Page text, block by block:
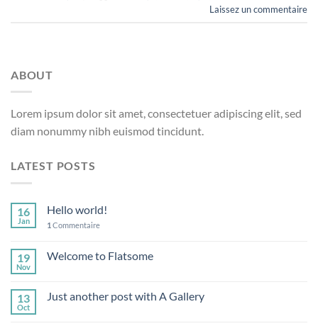
Laissez un commentaire
ABOUT
Lorem ipsum dolor sit amet, consectetuer adipiscing elit, sed
diam nonummy nibh euismod tincidunt.
LATEST POSTS
16
Jan
Hello world!
1 Commentaire
19
Nov
Welcome to Flatsome
13
Oct
Just another post with A Gallery